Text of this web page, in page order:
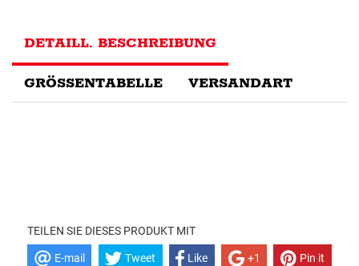
DETAILL. BESCHREIBUNG
GRÖSSENTABELLE VERSANDART
TEILEN SIE DIESES PRODUKT MIT
E-mail Tweet Like +1 Pin it